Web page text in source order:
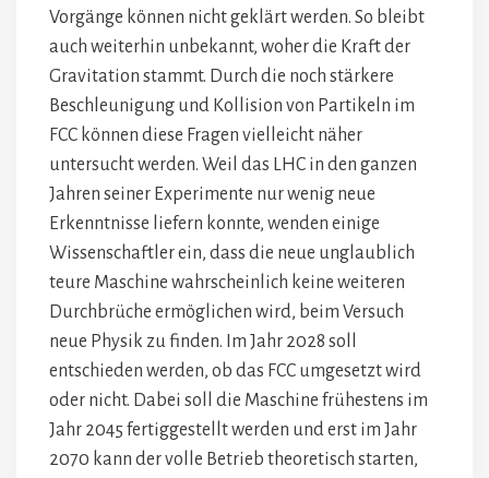
Vorgänge können nicht geklärt werden. So bleibt
auch weiterhin unbekannt, woher die Kraft der
Gravitation stammt. Durch die noch stärkere
Beschleunigung und Kollision von Partikeln im
FCC können diese Fragen vielleicht näher
untersucht werden. Weil das LHC in den ganzen
Jahren seiner Experimente nur wenig neue
Erkenntnisse liefern konnte, wenden einige
Wissenschaftler ein, dass die neue unglaublich
teure Maschine wahrscheinlich keine weiteren
Durchbrüche ermöglichen wird, beim Versuch
neue Physik zu finden. Im Jahr 2028 soll
entschieden werden, ob das FCC umgesetzt wird
oder nicht. Dabei soll die Maschine frühestens im
Jahr 2045 fertiggestellt werden und erst im Jahr
2070 kann der volle Betrieb theoretisch starten,